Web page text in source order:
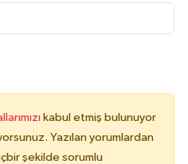
kabul etmiş bulunuyor
Yazılan yorumlardan
şekilde sorumlu